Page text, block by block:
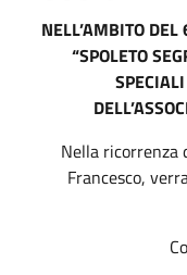
NELL’AMBITO
“SPOLETO
Nella ricorrenza
Francesco,